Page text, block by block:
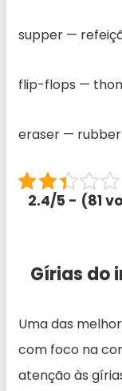
supper —
flip-flops —
eraser —
2.4/5 - (81
Gírias do
Uma das
com foco na
atenção às